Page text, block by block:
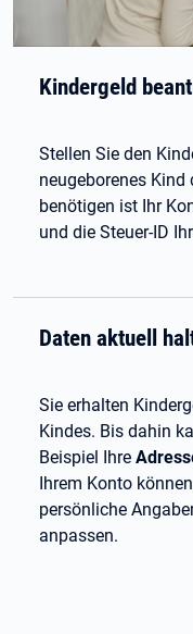
Kindergeld
Stellen Sie den
neugeborenes
benötigen ist Ihr
und die Steuer-ID
Daten aktuell
Sie erhalten
Kindes. Bis dahin
Beispiel Ihre
Ihrem Konto
persönliche
anpassen.